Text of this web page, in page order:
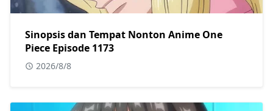
Sinopsis dan Tempat Nonton Anime One
Piece Episode 1173
2026/8/8